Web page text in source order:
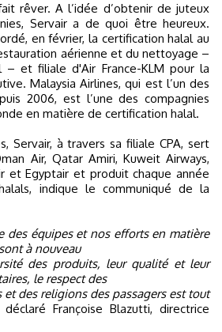
Servair a de quoi être heureux.
en février, la certification halal au
aérienne et du nettoyage –
– et filiale d'Air France-KLM pour la
Malaysia Airlines, qui est l’un des
2006, est l’une des compagnies
en matière de certification halal.
Servair, à travers sa filiale CPA, sert
Air, Qatar Amiri, Kuweit Airways,
et Egyptair et produit chaque année
indique le communiqué de la
des équipes et nos efforts en matière
à nouveau
des produits, leur qualité et leur
le respect des
des religions des passagers est tout
Françoise Blazutti, directrice